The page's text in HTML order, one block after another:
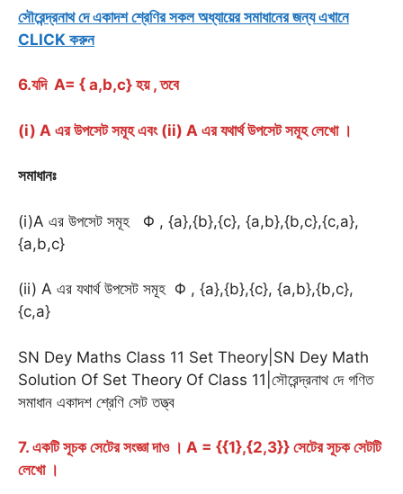
সৌরেন্দ্রনাথ দে একাদশ শ্রেণির সকল অধ্যায়ের সমাধানের জন্য এখানে
CLICK করুন
6.যদি A= { a,b,c} হয় , তবে
(i) A এর উপসেট সমূহ এবং (ii) A এর যথার্থ উপসেট সমূহ লেখো ।
সমাধানঃ
(i)A এর উপসেট সমূহ Φ , {a},{b},{c}, {a,b},{b,c},{c,a},
{a,b,c}
(ii) A এর যথার্থ উপসেট সমূহ Φ , {a},{b},{c}, {a,b},{b,c},
{c,a}
SN Dey Maths Class 11 Set Theory|SN Dey Math
Solution Of Set Theory Of Class 11|সৌরেন্দ্রনাথ দে গণিত
সমাধান একাদশ শ্রেণি সেট তত্ত্ব
7. একটি সূচক সেটের সংজ্ঞা দাও । A = {{1},{2,3}} সেটের সূচক সেটটি
লেখো ।